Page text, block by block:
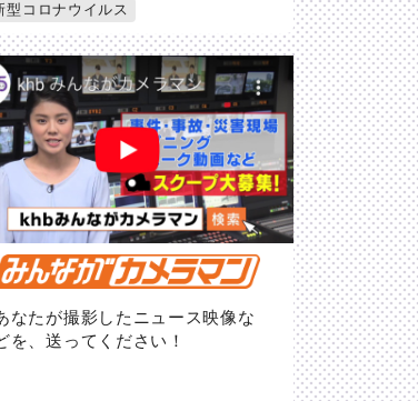
コロナウイルス
なたが撮影したニュース映像な
を、送ってください！